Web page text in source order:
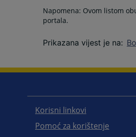
Napomena: Ovom listom
portala.
Prikazana vijest je na:
Korisni linkovi
Pomoć za korištenje